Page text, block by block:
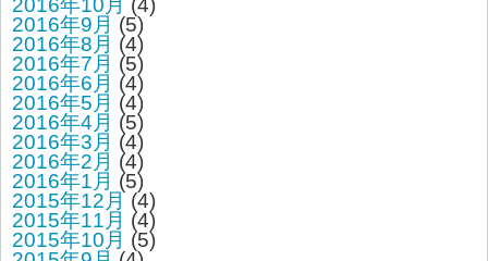
2016年10月 (4)
2016年9月 (5)
2016年8月 (4)
2016年7月 (5)
2016年6月 (4)
2016年5月 (4)
2016年4月 (5)
2016年3月 (4)
2016年2月 (4)
2016年1月 (5)
2015年12月 (4)
2015年11月 (4)
2015年10月 (5)